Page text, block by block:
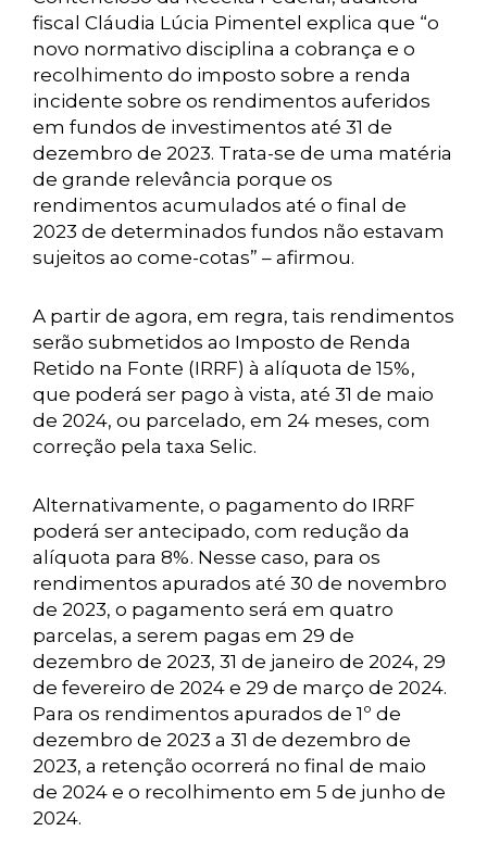
fiscal Cláudia Lúcia Pimentel explica que “o
novo normativo disciplina a cobrança e o
recolhimento do imposto sobre a renda
incidente sobre os rendimentos auferidos
em fundos de investimentos até 31 de
dezembro de 2023. Trata-se de uma matéria
de grande relevância porque os
rendimentos acumulados até o final de
2023 de determinados fundos não estavam
sujeitos ao come-cotas” – afirmou.
A partir de agora, em regra, tais rendimentos
serão submetidos ao Imposto de Renda
Retido na Fonte (IRRF) à alíquota de 15%,
que poderá ser pago à vista, até 31 de maio
de 2024, ou parcelado, em 24 meses, com
correção pela taxa Selic.
Alternativamente, o pagamento do IRRF
poderá ser antecipado, com redução da
alíquota para 8%. Nesse caso, para os
rendimentos apurados até 30 de novembro
de 2023, o pagamento será em quatro
parcelas, a serem pagas em 29 de
dezembro de 2023, 31 de janeiro de 2024, 29
de fevereiro de 2024 e 29 de março de 2024.
Para os rendimentos apurados de 1º de
dezembro de 2023 a 31 de dezembro de
2023, a retenção ocorrerá no final de maio
de 2024 e o recolhimento em 5 de junho de
2024.